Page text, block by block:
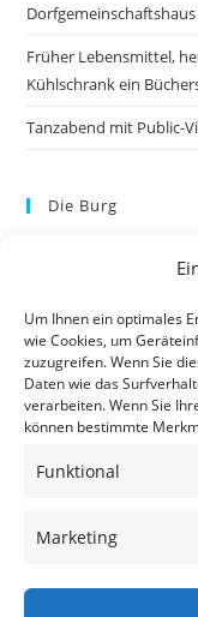
Um Ihnen ein optimales
wie Cookies, um
zuzugreifen. Wenn Sie
Daten wie das
verarbeiten. Wenn Sie
können bestimmte
Funktional
Marketing
Früher Lebensmittel,
Kühlschrank ein
Tanzabend mit Public-
Die Burg
Impressum